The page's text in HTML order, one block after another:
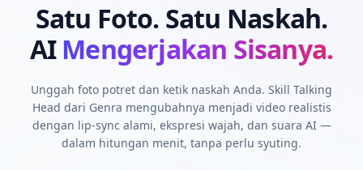
Satu Foto. Satu Naskah.
AI Mengerjakan Sisanya.
Unggah foto potret dan ketik naskah Anda. Skill Talking
Head dari Genra mengubahnya menjadi video realistis
dengan lip-sync alami, ekspresi wajah, dan suara AI —
dalam hitungan menit, tanpa perlu syuting.